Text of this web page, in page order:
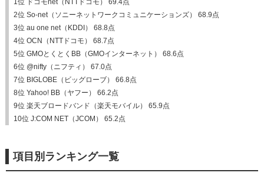
1位 ドコモnet（NTTドコモ） 69.4点
2位 So-net（ソニーネットワークコミュニケーションズ） 68.9点
3位 au one net（KDDI） 68.8点
4位 OCN（NTTドコモ） 68.7点
5位 GMOとくとくBB（GMOインターネット） 68.6点
6位 @nifty（ニフティ） 67.0点
7位 BIGLOBE（ビッグローブ） 66.8点
8位 Yahoo! BB（ヤフー） 66.2点
9位 楽天ブロードバンド（楽天モバイル） 65.9点
10位 J:COM NET（JCOM） 65.2点
項目別ランキング一覧